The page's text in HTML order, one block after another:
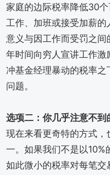
家庭的边际税率降低30
工作、加班或接受加薪
意义与因工作而受罚之
年时间向穷人宣讲工作
冲基金经理暴动的税率
问题。
选项二：你几乎注意不到
现在来看更奇特的方式，
一。如果我们不是以10%
如此微小的税率对每笔